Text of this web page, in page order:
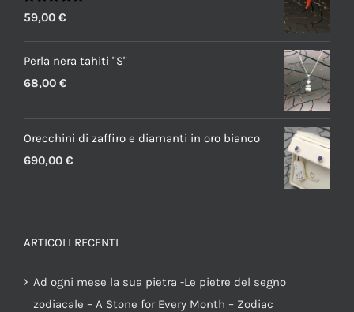
Valutato
5.00 su 5
59,00 €
Perla nera tahiti "S"
68,00 €
Orecchini di zaffiro e diamanti in oro bianco
690,00 €
ARTICOLI RECENTI
Ad ogni mese la sua pietra -Le pietre del segno
zodiacale – A Stone for Every Month – Zodiac